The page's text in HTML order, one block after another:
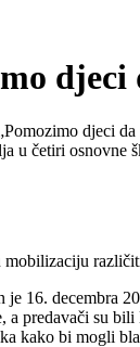
djeci
djeci
u četiri
je 16. decembra
predavači su
kako bi mogli